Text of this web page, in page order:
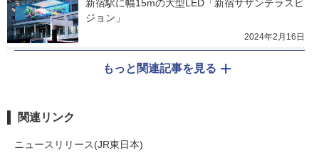
新宿駅に幅15mの大型LED「新宿サザンテラスビ
ジョン」
2024年2月16日
もっと関連記事を見る
関連リンク
ニュースリリース(JR東日本)